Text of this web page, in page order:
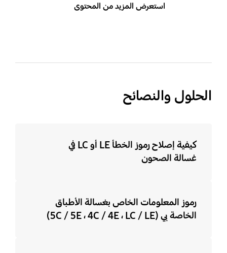
استعرض المزيد من المحتوى
الحلول والنصائح
كيفية إصلاح رموز الخطأ LE أو LC في
غسالة الصحون
رموز المعلومات الخاص بغسالة الأطباق
الخاصة بي (5C / 5E ، 4C / 4E ، LC / LE)